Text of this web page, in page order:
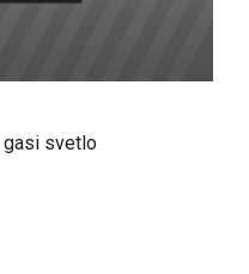
gasi svetlo